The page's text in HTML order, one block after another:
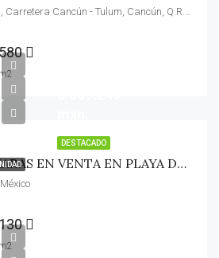
Villa Magna Residencial, Carretera Cancún - Tulum, Cancún, Q.R., México
580
m2
DESTACADO
CASA DE 2 RECAMARAS EN VENTA EN PLAYA DEL CARMEN/ ENTREGA INMEDIATA/ RESIDENCIAL PRIVADO.
130
m2